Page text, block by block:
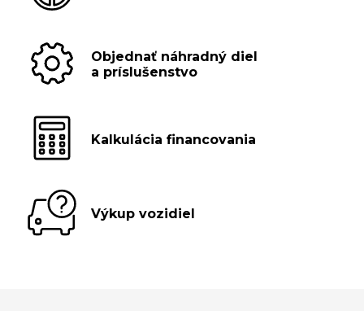
Objednať náhradný diel
a príslušenstvo
Kalkulácia financovania
Výkup vozidiel